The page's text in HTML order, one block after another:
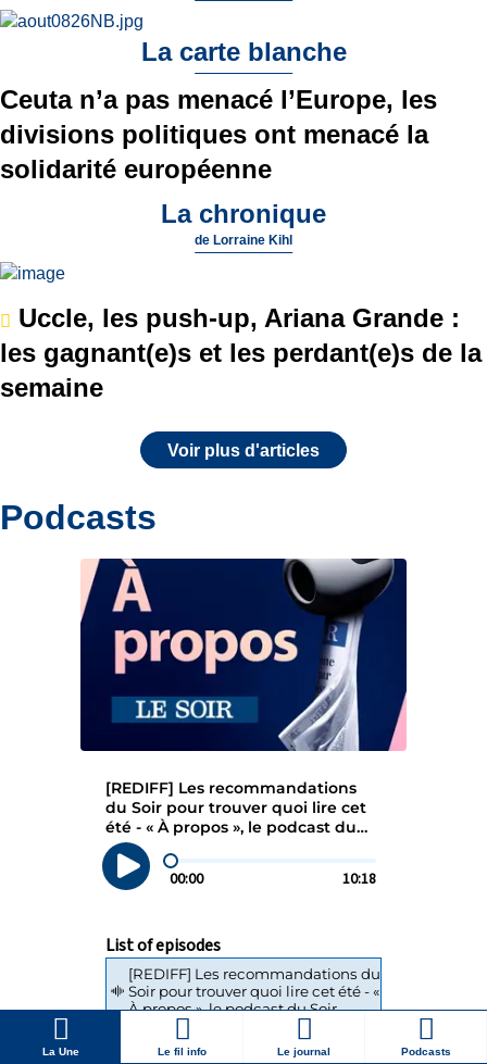
La Une Le fil info Le journal Podcasts
La carte blanche
Ceuta n’a pas menacé l’Europe, les
divisions politiques ont menacé la
solidarité européenne
La chronique
de Lorraine Kihl
Uccle, les push-up, Ariana Grande :
les gagnant(e)s et les perdant(e)s de la
semaine
Voir plus d'articles
Podcasts